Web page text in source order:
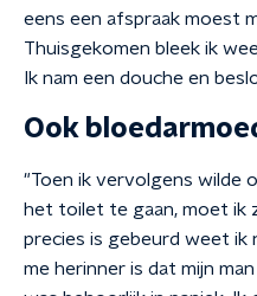
eens een afspraak moest
Thuisgekomen bleek ik
Ik nam een douche en
Ook
"Toen ik vervolgens wilde
het toilet te gaan, moet ik
precies is gebeurd weet ik
me herinner is dat mijn